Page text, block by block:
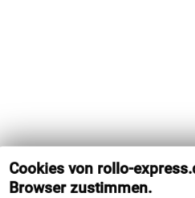
Cookies von rollo-
Browser zustimmen.